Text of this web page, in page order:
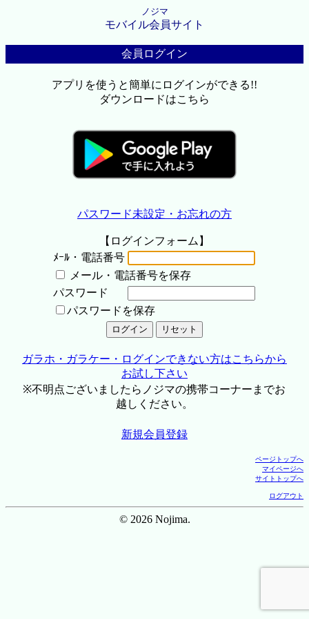
ノジマ
モバイル会員サイト
会員ログイン
アプリを使うと簡単にログインができる!!
ダウンロードはこちら
パスワード未設定・お忘れの方
【ログインフォーム】
ﾒｰﾙ・電話番号
メール・電話番号を保存
パスワード
パスワードを保存
ガラホ・ガラケー・ログインできない方はこちらから
お試し下さい
※不明点ございましたらノジマの携帯コーナーまでお
越しください。
新規会員登録
ページトップへ
マイページへ
サイトトップへ
ログアウト
© 2026 Nojima.